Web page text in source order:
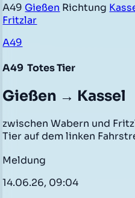
A49 Gießen Richtung
Fritzlar
A49
A49 Totes Tier
Gießen → Kassel
zwischen Wabern und
Tier auf dem linken
Meldung
14.06.26, 09:04